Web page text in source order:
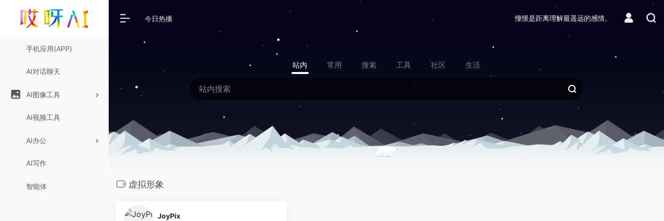
手机应用(APP)
AI对话聊天
AI图像工具
AI视频工具
AI办公
AI写作
智能体
今日热播 憧憬是距离理解最遥远的感情。
站内 常用 搜索 工具 社区 生活
虚拟形象
JoyPix